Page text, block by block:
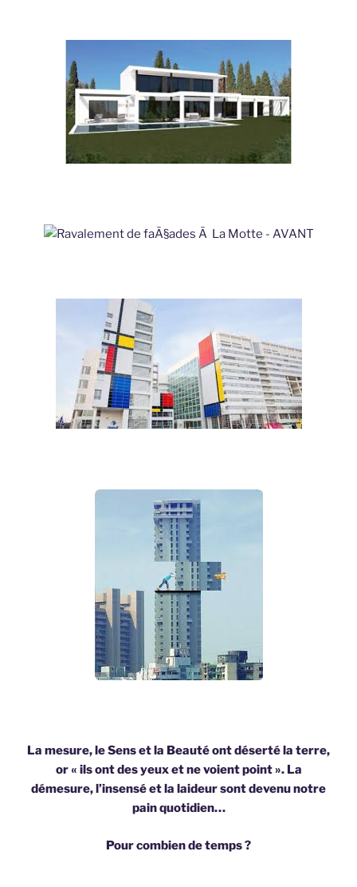
La mesure, le Sens et la Beauté ont déserté la terre,
or « ils ont des yeux et ne voient point ». La
démesure, l’insensé et la laideur sont devenu notre
pain quotidien…
Pour combien de temps ?